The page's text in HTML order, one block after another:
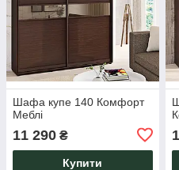
Шафа купе 140 Комфорт
Меблі
11 290 ₴
Купити